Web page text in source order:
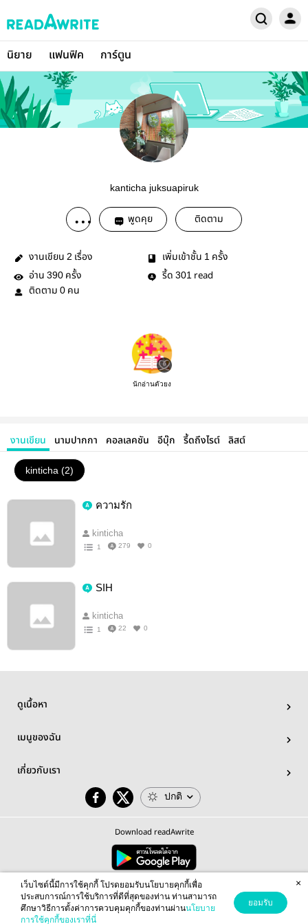
นิยาย แฟนฟิค การ์ตูน
kanticha juksuapiruk
พูดคุย ติดตาม
งานเขียน 2 เรื่อง เพิ่มเข้าชั้น 1 ครั้ง
อ่าน 390 ครั้ง รี้ด 301 read
ติดตาม 0 คน
นักอ่านตัวยง
งานเขียน นามปากกา คอลเลคชัน อีบุ๊ก รี้ดถึงไรต์ ลิสต์
kinticha (2)
ความรัก
kinticha
1 279 0
SIH
kinticha
1 22 0
ดูเนื้อหา
เมนูของฉัน
เกี่ยวกับเรา
ปกติ
Download readAwrite
© 2026 readAwrite.com by MEB Corporation Public Company Limited
This site is protected by reCAPTCHA and the Google Privacy Policy Terms of Serviceapply.
เว็บไซต์นี้มีการใช้คุกกี้ โปรดยอมรับนโยบายคุกกี้เพื่อ
ประสบการณ์การใช้บริการที่ดีที่สุดของท่าน ท่านสามารถ
ศึกษาวิธีการตั้งค่าการควบคุมคุกกี้ของท่านผ่านนโยบาย
การใช้คุกกี้ของเราที่นี่
ยอมรับ
×